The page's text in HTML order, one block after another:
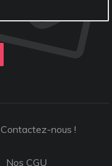
Contactez-nous !
Nos CGU